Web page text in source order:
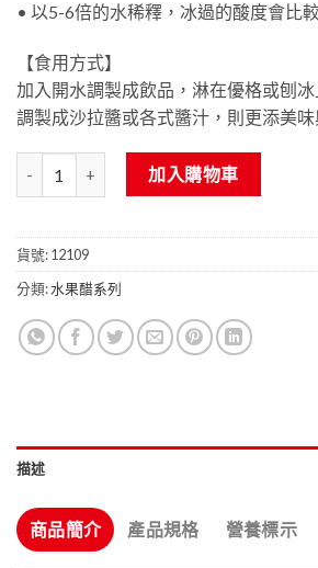
• 以5-6倍的水稀釋，冰過的酸度會比
【食用方式】
加入開水調製成飲品，淋在優格或刨冰
調製成沙拉醬或各式醬汁，則更添美味
百香果醋 (濃縮水果醋) 600ml 數量
加入購物車
貨號:12109
分類:水果醋系列
描述
商品簡介 產品規格 營養標示